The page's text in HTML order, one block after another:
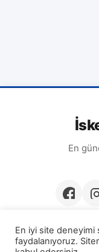
En
En iyi site deneyimi
faydalanıyoruz.